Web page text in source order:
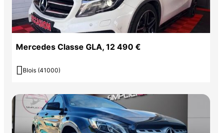
Mercedes Classe GLA, 12 490 €
 Blois (41000)